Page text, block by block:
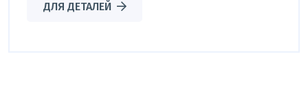
ДЛЯ ДЕТАЛЕЙ